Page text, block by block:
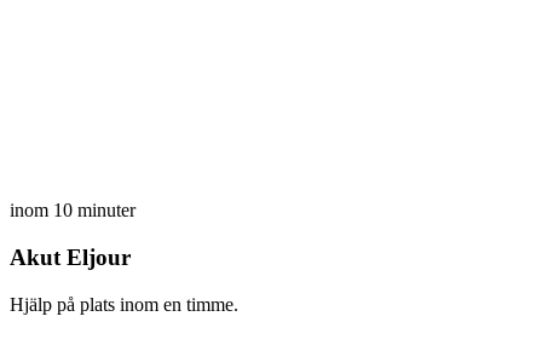
inom 10 minuter
Akut Eljour
Hjälp på plats inom en timme.